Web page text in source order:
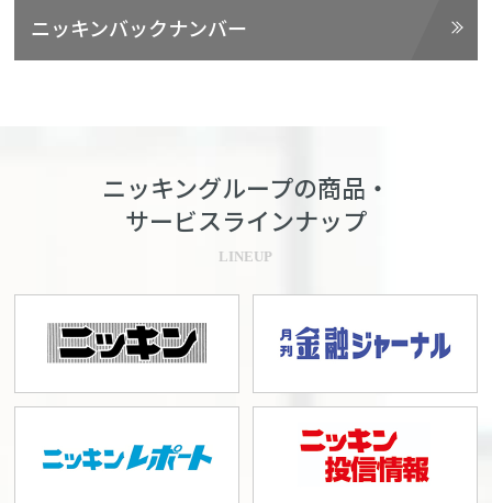
ニッキンバックナンバー
ニッキングループの商品・
サービスラインナップ
LINEUP